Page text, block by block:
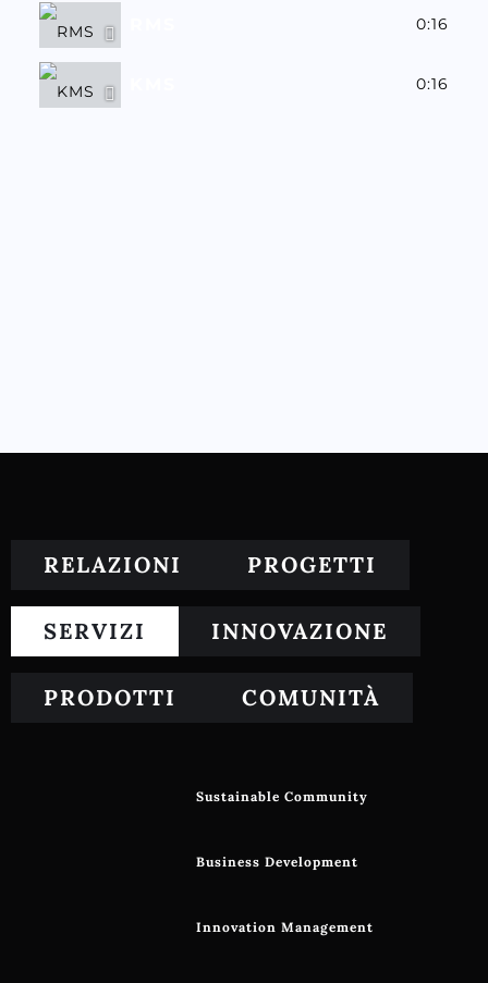
0:16
0:16
RELAZIONI PROGETTI
SERVIZI INNOVAZIONE
PRODOTTI COMUNITÀ
Sustainable Community
Business Development
Innovation Management